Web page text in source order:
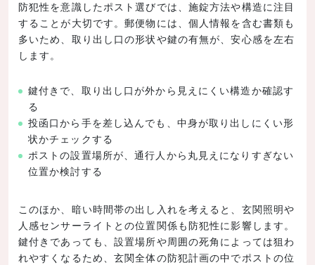
防犯性を意識したポスト選びでは、施錠方法や構造に注目
することが大切です。郵便物には、個人情報を含む書類も
多いため、取り出し口の形状や鍵の有無が、安心感を左右
します。
鍵付きで、取り出し口が外から見えにくい構造か確認す
る
投函口から手を差し込んでも、中身が取り出しにくい形
状かチェックする
ポストの設置場所が、通行人から丸見えになりすぎない
位置か検討する
このほか、暗い時間帯の出し入れを考えると、玄関照明や
人感センサーライトとの位置関係も防犯性に影響します。
鍵付きであっても、設置場所や周囲の死角によっては狙わ
れやすくなるため、玄関全体の防犯計画の中でポストの位